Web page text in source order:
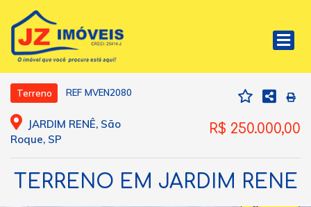
Terreno REF MVEN2080
JARDIM RENÊ, São
Roque, SP
R$ 250.000,00
TERRENO EM JARDIM RENE